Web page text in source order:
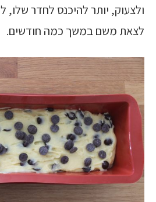
ולצעוק, יותר להיכנס לחדר
לצאת משם במשך כמה חודשים.